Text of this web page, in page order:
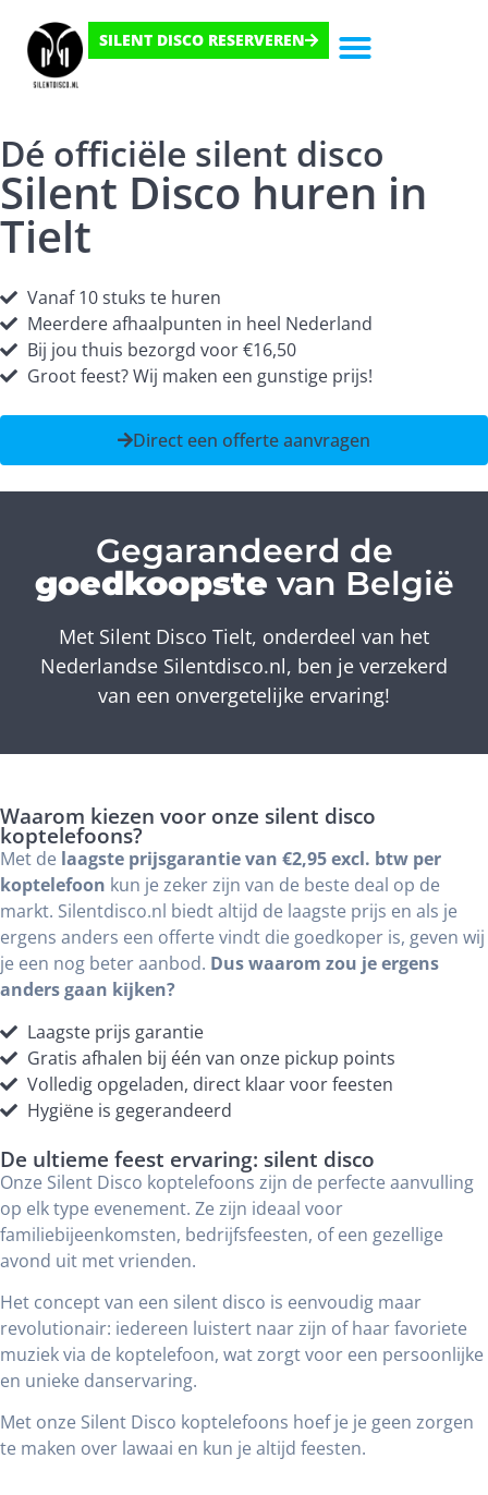
SILENT DISCO RESERVEREN
Dé officiële silent disco
Silent Disco huren in
Tielt
Vanaf 10 stuks te huren
Meerdere afhaalpunten in heel Nederland
Bij jou thuis bezorgd voor €16,50
Groot feest? Wij maken een gunstige prijs!
Direct een offerte aanvragen
Gegarandeerd de
goedkoopste van België
Met Silent Disco Tielt, onderdeel van het
Nederlandse Silentdisco.nl, ben je verzekerd
van een onvergetelijke ervaring!
Waarom kiezen voor onze silent disco
koptelefoons?
Met de laagste prijsgarantie van €2,95 excl. btw per
koptelefoon kun je zeker zijn van de beste deal op de
markt. Silentdisco.nl biedt altijd de laagste prijs en als je
ergens anders een offerte vindt die goedkoper is, geven wij
je een nog beter aanbod. Dus waarom zou je ergens
anders gaan kijken?
Laagste prijs garantie
Gratis afhalen bij één van onze pickup points
Volledig opgeladen, direct klaar voor feesten
Hygiëne is gegerandeerd
De ultieme feest ervaring: silent disco
Onze Silent Disco koptelefoons zijn de perfecte aanvulling
op elk type evenement. Ze zijn ideaal voor
familiebijeenkomsten, bedrijfsfeesten, of een gezellige
avond uit met vrienden.
Het concept van een silent disco is eenvoudig maar
revolutionair: iedereen luistert naar zijn of haar favoriete
muziek via de koptelefoon, wat zorgt voor een persoonlijke
en unieke danservaring.
Met onze Silent Disco koptelefoons hoef je je geen zorgen
te maken over lawaai en kun je altijd feesten.